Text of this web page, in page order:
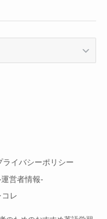
ライバシーポリシー
営者情報-
レ